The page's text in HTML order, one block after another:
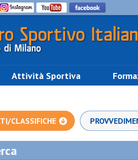
Attività Sportiva
CLASSIFICHE